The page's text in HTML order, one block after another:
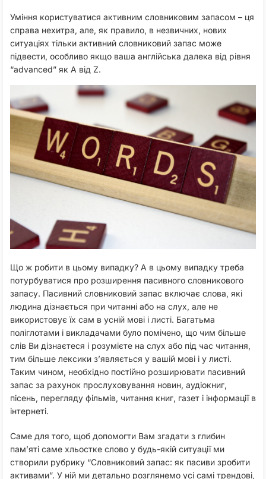
Уміння користуватися активним словниковим запасом – ця
справа нехитра, але, як правило, в незвичних, нових
ситуаціях тільки активний словниковий запас може
підвести, особливо якщо ваша англійська далека від рівня
“advanced” як A від Z.
Що ж робити в цьому випадку? А в цьому випадку треба
потурбуватися про розширення пасивного словникового
запасу. Пасивний словниковий запас включає слова, які
людина дізнається при читанні або на слух, але не
використовує їх сам в усній мові і листі. Багатьма
поліглотами і викладачами було помічено, що чим більше
слів Ви дізнаєтеся і розумієте на слух або під час читання,
тим більше лексики з’являється у вашій мові і у листі.
Таким чином, необхідно постійно розширювати пасивний
запас за рахунок прослуховування новин, аудіокниг,
пісень, перегляду фільмів, читання книг, газет і інформації в
інтернеті.
Саме для того, щоб допомогти Вам згадати з глибин
пам’яті саме хльостке слово у будь-якій ситуації ми
створили рубрику “Словниковий запас: як пасиви зробити
активами”. У ній ми детально розглянемо усі самі трендові,